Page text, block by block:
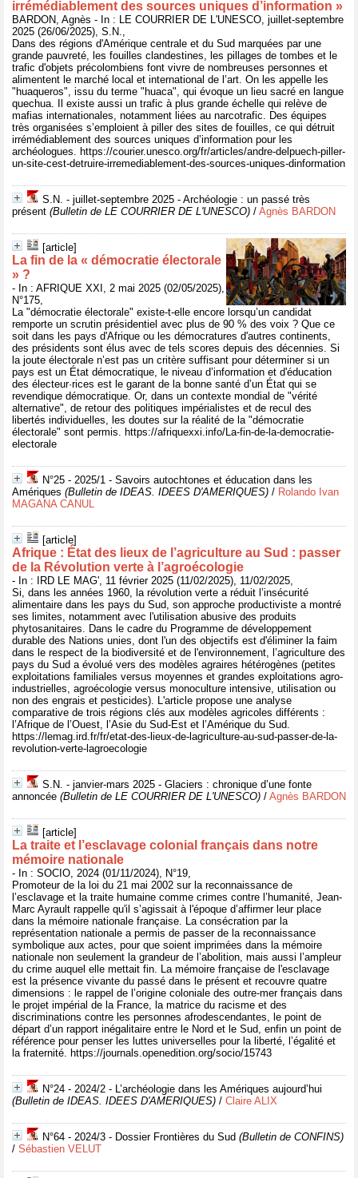
irrémédiablement des sources uniques d’information »
BARDON, Agnès - In : LE COURRIER DE L'UNESCO, juillet-septembre
2025 (26/06/2025), S.N.,
Dans des régions d'Amérique centrale et du Sud marquées par une
grande pauvreté, les fouilles clandestines, les pillages de tombes et le
trafic d'objets précolombiens font vivre de nombreuses personnes et
alimentent le marché local et international de l’art. On les appelle les
"huaqueros", issu du terme "huaca", qui évoque un lieu sacré en langue
quechua. Il existe aussi un trafic à plus grande échelle qui relève de
mafias internationales, notamment liées au narcotrafic. Des équipes
très organisées s’emploient à piller des sites de fouilles, ce qui détruit
irrémédiablement des sources uniques d’information pour les
archéologues. https://courier.unesco.org/fr/articles/andre-delpuech-piller-
un-site-cest-detruire-irremediablement-des-sources-uniques-dinformation
S.N. - juillet-septembre 2025 - Archéologie : un passé très
présent (Bulletin de LE COURRIER DE L'UNESCO) / Agnès BARDON
[article]
La fin de la « démocratie électorale
» ?
- In : AFRIQUE XXI, 2 mai 2025 (02/05/2025),
N°175,
La "démocratie électorale" existe-t-elle encore lorsqu’un candidat
remporte un scrutin présidentiel avec plus de 90 % des voix ? Que ce
soit dans les pays d'Afrique ou les démocratures d'autres continents,
des présidents sont élus avec de tels scores depuis des décennies. Si
la joute électorale n’est pas un critère suffisant pour déterminer si un
pays est un État démocratique, le niveau d’information et d'éducation
des électeur·rices est le garant de la bonne santé d’un État qui se
revendique démocratique. Or, dans un contexte mondial de "vérité
alternative", de retour des politiques impérialistes et de recul des
libertés individuelles, les doutes sur la réalité de la "démocratie
électorale" sont permis. https://afriquexxi.info/La-fin-de-la-democratie-
electorale
N°25 - 2025/1 - Savoirs autochtones et éducation dans les
Amériques (Bulletin de IDEAS. IDEES D'AMERIQUES) / Rolando Ivan
MAGANA CANUL
[article]
Afrique : État des lieux de l’agriculture au Sud : passer
de la Révolution verte à l’agroécologie
- In : IRD LE MAG', 11 février 2025 (11/02/2025), 11/02/2025,
Si, dans les années 1960, la révolution verte a réduit l’insécurité
alimentaire dans les pays du Sud, son approche productiviste a montré
ses limites, notamment avec l'utilisation abusive des produits
phytosanitaires. Dans le cadre du Programme de développement
durable des Nations unies, dont l'un des objectifs est d'éliminer la faim
dans le respect de la biodiversité et de l'environnement, l’agriculture des
pays du Sud a évolué vers des modèles agraires hétérogènes (petites
exploitations familiales versus moyennes et grandes exploitations agro-
industrielles, agroécologie versus monoculture intensive, utilisation ou
non des engrais et pesticides). L'article propose une analyse
comparative de trois régions clés aux modèles agricoles différents :
l’Afrique de l’Ouest, l’Asie du Sud-Est et l’Amérique du Sud.
https://lemag.ird.fr/fr/etat-des-lieux-de-lagriculture-au-sud-passer-de-la-
revolution-verte-lagroecologie
S.N. - janvier-mars 2025 - Glaciers : chronique d’une fonte
annoncée (Bulletin de LE COURRIER DE L'UNESCO) / Agnès BARDON
[article]
La traite et l’esclavage colonial français dans notre
mémoire nationale
- In : SOCIO, 2024 (01/11/2024), N°19,
Promoteur de la loi du 21 mai 2002 sur la reconnaissance de
l’esclavage et la traite humaine comme crimes contre l’humanité, Jean-
Marc Ayrault rappelle qu'il s’agissait à l'époque d’affirmer leur place
dans la mémoire nationale française. La consécration par la
représentation nationale a permis de passer de la reconnaissance
symbolique aux actes, pour que soient imprimées dans la mémoire
nationale non seulement la grandeur de l’abolition, mais aussi l’ampleur
du crime auquel elle mettait fin. La mémoire française de l'esclavage
est la présence vivante du passé dans le présent et recouvre quatre
dimensions : le rappel de l’origine coloniale des outre-mer français dans
le projet impérial de la France, la matrice du racisme et des
discriminations contre les personnes afrodescendantes, le point de
départ d’un rapport inégalitaire entre le Nord et le Sud, enfin un point de
référence pour penser les luttes universelles pour la liberté, l’égalité et
la fraternité. https://journals.openedition.org/socio/15743
N°24 - 2024/2 - L’archéologie dans les Amériques aujourd’hui
(Bulletin de IDEAS. IDEES D'AMERIQUES) / Claire ALIX
N°64 - 2024/3 - Dossier Frontières du Sud (Bulletin de CONFINS)
/ Sébastien VELUT